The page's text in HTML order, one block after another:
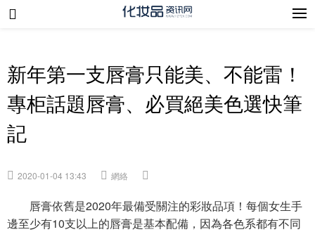
新年第一支唇膏只能美、不能雷！
專柜話題唇膏、必買絕美色選快筆
記
2020-01-04 13:43 網絡
唇膏依舊是2020年最備受關注的彩妝品項！每個女生手
邊至少有10支以上的唇膏是基本配備，因為各色系都有不同